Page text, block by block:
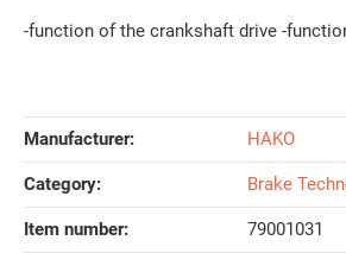
-function of the crankshaft drive -
Manufacturer: HAKO
Category: Brake
Item number: 79001031